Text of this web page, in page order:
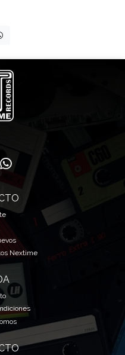
Nextime